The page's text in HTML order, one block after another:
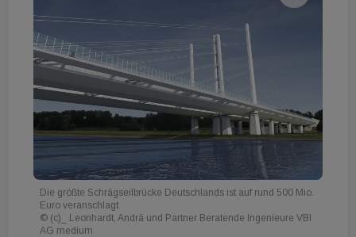
Die größte Schrägseilbrücke Deutschlands ist auf rund 500 Mio.
Euro veranschlagt
© (c)_ Leonhardt, Andrä und Partner Beratende Ingenieure VBI
AG medium